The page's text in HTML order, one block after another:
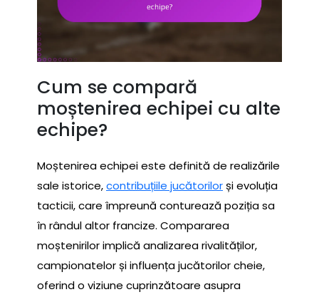
Cum se compară
moștenirea echipei cu alte
echipe?
Moștenirea echipei este definită de realizările
sale istorice,contribuțiile jucătorilorși evoluția
tacticii, care împreună conturează poziția sa
în rândul altor francize. Compararea
moștenirilor implică analizarea rivalităților,
campionatelor și influența jucătorilor cheie,
oferind o viziune cuprinzătoare asupra